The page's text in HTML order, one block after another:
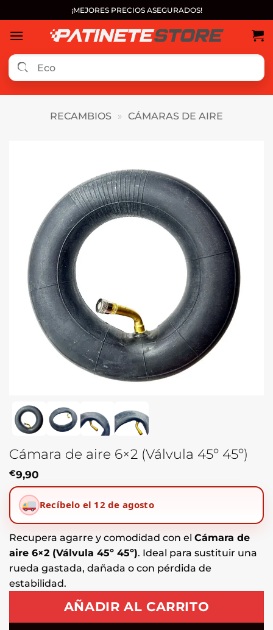
al
contenido
¡MEJORES PRECIOS ASEGURADOS!
RECAMBIOS » CÁMARAS DE AIRE
Cámara de aire 6×2 (Válvula 45º 45º)
€9,90
Recíbelo el 12 de agosto
Recupera agarre y comodidad con el Cámara de
aire 6×2 (Válvula 45º 45º). Ideal para sustituir una
rueda gastada, dañada o con pérdida de
estabilidad.
AÑADIR AL CARRITO